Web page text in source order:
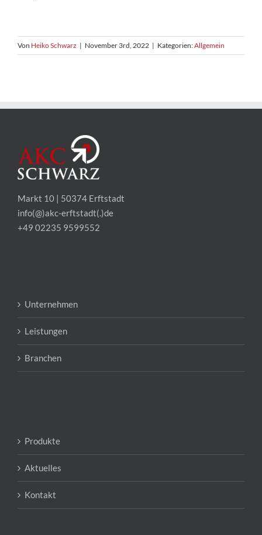
Von Heiko Schwarz | November 3rd, 2022 | Kategorien:Allgemein
Markt 10 | 50374 Erftstadt
info(@)akc-erftstadt(.)de
+49 02235 9599552
Unternehmen
Leistungen
Branchen
Produkte
Aktuelles
Kontakt